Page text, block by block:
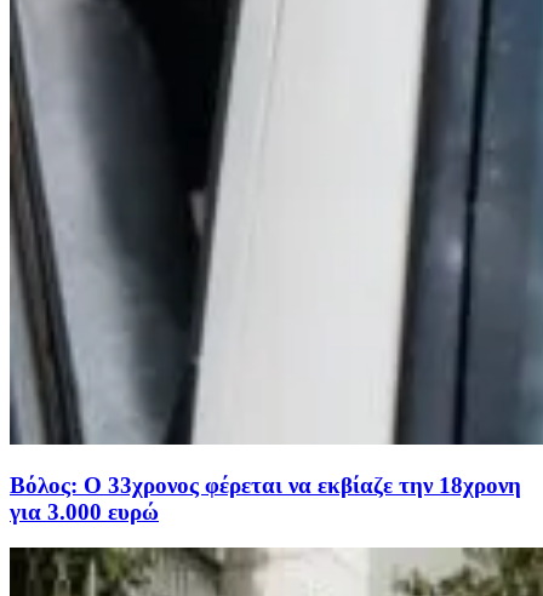
Βόλος: Ο 33χρονος φέρεται να εκβίαζε την 18χρονη
για 3.000 ευρώ